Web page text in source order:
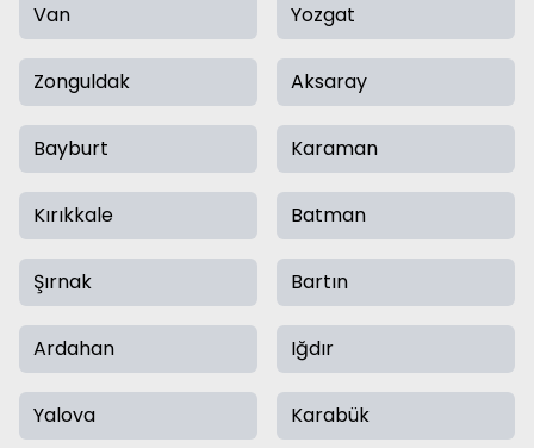
Van Yozgat
Zonguldak Aksaray
Bayburt Karaman
Kırıkkale Batman
Şırnak Bartın
Ardahan Iğdır
Yalova Karabük